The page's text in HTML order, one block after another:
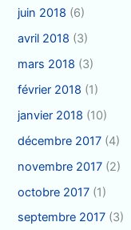
juin 2018 (6)
avril 2018 (3)
mars 2018 (3)
février 2018 (1)
janvier 2018 (10)
décembre 2017 (4)
novembre 2017 (2)
octobre 2017 (1)
septembre 2017 (3)